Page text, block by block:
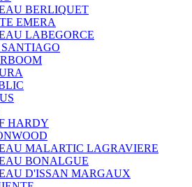
BERLIQUET
EMERA
LABEGORCE
HARDY
MALARTIC LAGRAVIERE
BONALGUE
D'ISSAN MARGAUX